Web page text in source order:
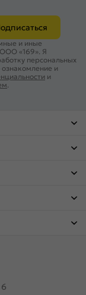
и иные
«169». Я
персональных
и
и